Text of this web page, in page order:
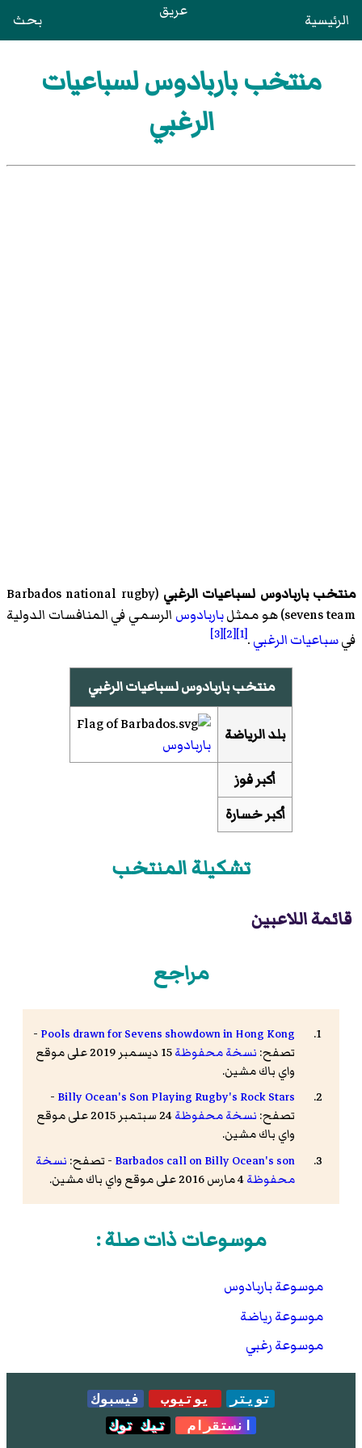
الرئيسية عريق بحث
منتخب باربادوس لسباعيات
الرغبي
منتخب باربادوس لسباعيات الرغبي (
Barbados national rugby
sevens team)‏ هو ممثلباربادوس الرسمي في المنافسات الدولية
فيسباعيات الرغبي.
[1]
[2]
[3]
منتخب باربادوس لسباعيات الرغبي
بلد الرياضة
باربادوس
أكبر فوز
أكبر خسارة
تشكيلة المنتخب
قائمة اللاعبين
مراجع
Pools drawn for Sevens showdown in Hong Kong
-
تصفح: نسخة محفوظة
15 ديسمبر 2019 على موقع
واي باك مشين.
Billy Ocean's Son Playing Rugby's Rock Stars
-
تصفح: نسخة محفوظة
24 سبتمبر 2015 على موقع
واي باك مشين.
Barbados call on Billy Ocean's son - تصفح: نسخة
محفوظة
موسوعات ذات صلة :
موسوعة باربادوس
موسوعة رياضة
موسوعة رغبي
تويتر يوتيوب
فيسبوك
انستقرام
تيك توك